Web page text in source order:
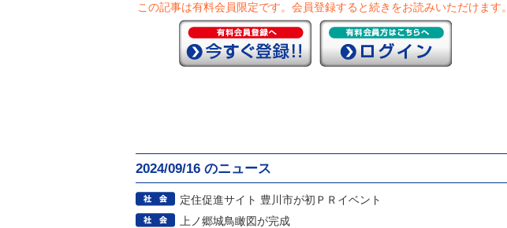
この記事は有料会員限定です。 会員登録すると続きをお読みいただけます。
2024/09/16 のニュース
定住促進サイト 豊川市が初ＰＲイベント
上ノ郷城鳥瞰図が完成